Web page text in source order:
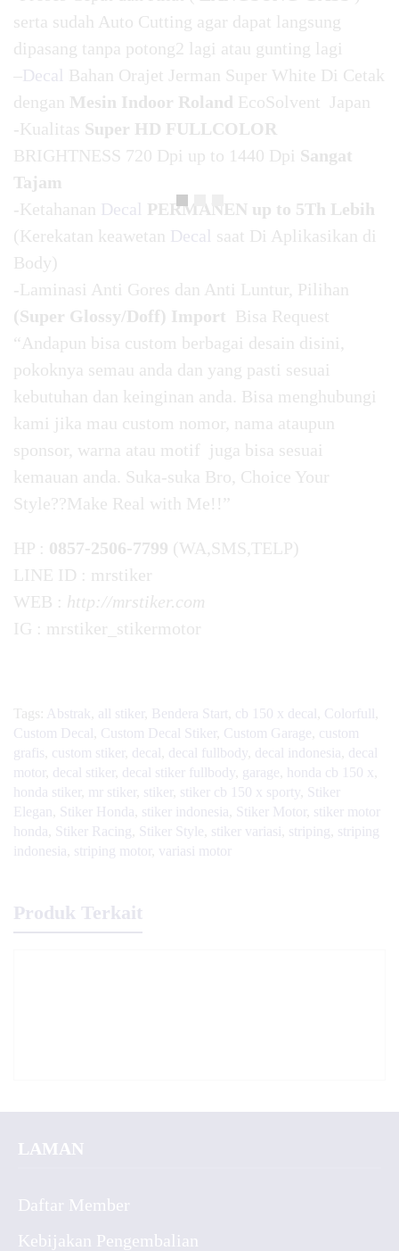
serta sudah Auto Cutting agar dapat langsung
dipasang tanpa potong2 lagi atau gunting lagi
–Decal Bahan Orajet Jerman Super White Di Cetak
dengan Mesin Indoor Roland EcoSolvent Japan
-Kualitas Super HD FULLCOLOR
BRIGHTNESS 720 Dpi up to 1440 Dpi Sangat
Tajam
-Ketahanan Decal PERMANEN up to 5Th Lebih
(Kerekatan keawetan Decal saat Di Aplikasikan di
Body)
-Laminasi Anti Gores dan Anti Luntur, Pilihan
(Super Glossy/Doff) Import Bisa Request
“Andapun bisa custom berbagai desain disini,
pokoknya semau anda dan yang pasti sesuai
kebutuhan dan keinginan anda. Bisa menghubungi
kami jika mau custom nomor, nama ataupun
sponsor, warna atau motif juga bisa sesuai
kemauan anda. Suka-suka Bro, Choice Your
Style??Make Real with Me!!”
HP : 0857-2506-7799 (WA,SMS,TELP)
LINE ID : mrstiker
WEB : http://mrstiker.com
IG : mrstiker_stikermotor
Tags: Abstrak all stiker Bendera Start cb 150 x decal Colorfull
Custom Decal
Custom Decal Stiker Custom Garage custom
grafis custom stiker decal decal fullbody decal indonesia decal
motor
decal stiker decal stiker fullbody garage honda cb 150 x
honda stiker
mr stiker stiker stiker cb 150 x sporty
Stiker
Elegan
Stiker Honda stiker indonesia Stiker Motor
stiker motor
honda
Stiker Racing Stiker Style stiker variasi striping
striping
indonesia striping motor variasi motor
Produk Terkait
LAMAN
Daftar Member
Kebijakan Pengembalian